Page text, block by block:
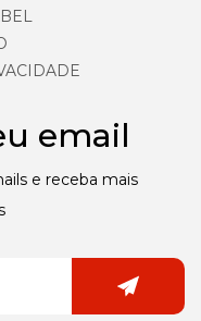
email
e receba mais